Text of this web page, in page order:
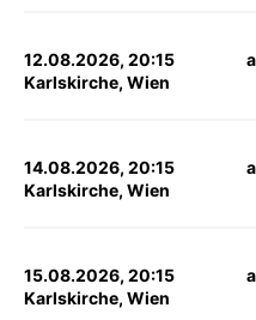
12.08.2026, 20:15
Karlskirche, Wien
14.08.2026, 20:15
Karlskirche, Wien
15.08.2026, 20:15
Karlskirche, Wien